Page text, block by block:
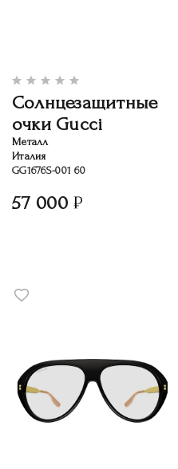
Солнцезащитные
очки Gucci
Металл
Италия
GG1676S-001 60
57 000